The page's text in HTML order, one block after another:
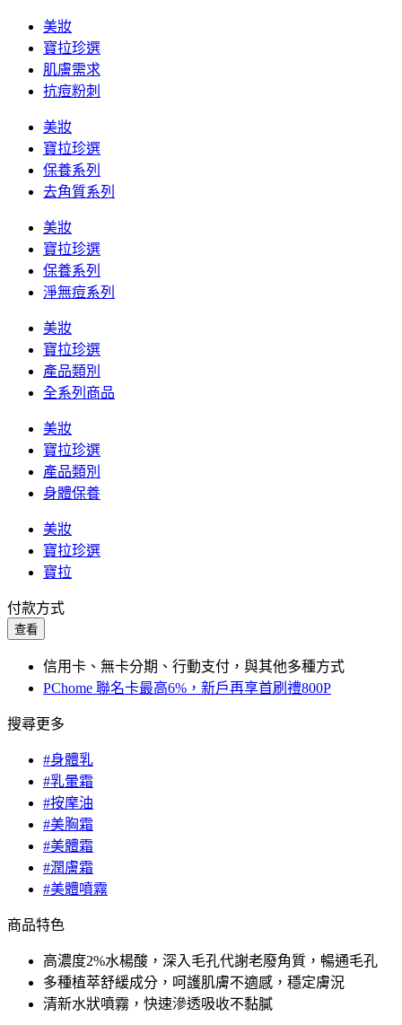
美妝
寶拉珍選
肌膚需求
抗痘粉刺
美妝
寶拉珍選
保養系列
去角質系列
美妝
寶拉珍選
保養系列
淨無痘系列
美妝
寶拉珍選
產品類別
全系列商品
美妝
寶拉珍選
產品類別
身體保養
美妝
寶拉珍選
寶拉
付款方式
查看
信用卡、無卡分期、行動支付，與其他多種方式
PChome 聯名卡最高6%，新戶再享首刷禮800P
搜尋更多
#身體乳
#乳暈霜
#按摩油
#美胸霜
#美體霜
#潤膚霜
#美體噴霧
商品特色
高濃度2%水楊酸，深入毛孔代謝老廢角質，暢通毛孔
多種植萃舒緩成分，呵護肌膚不適感，穩定膚況
清新水狀噴霧，快速滲透吸收不黏膩